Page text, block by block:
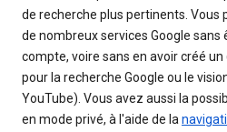
de recherche plus pertinents.
de nombreux services Google sans
compte, voire sans en avoir créé
pour la recherche Google ou le
YouTube). Vous avez aussi la
en mode privé, à l'aide de la